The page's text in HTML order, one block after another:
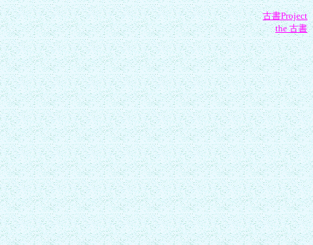
古書Project
the 古書